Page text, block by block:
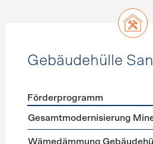
Gebäudehülle
Förderprogramme
Förderprogramm
Gesamtmodernisierung
Wämedämmung